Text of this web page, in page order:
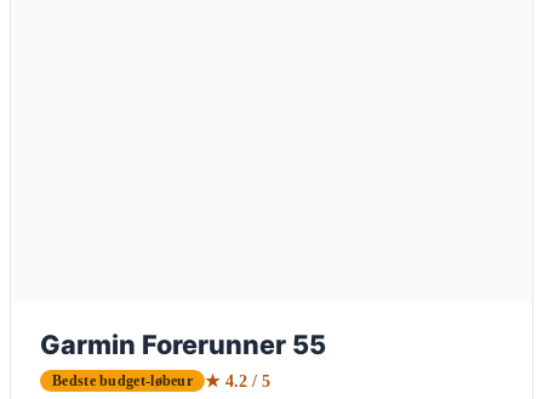
Garmin Forerunner 55
Bedste budget-løbeur ★ 4.2 / 5